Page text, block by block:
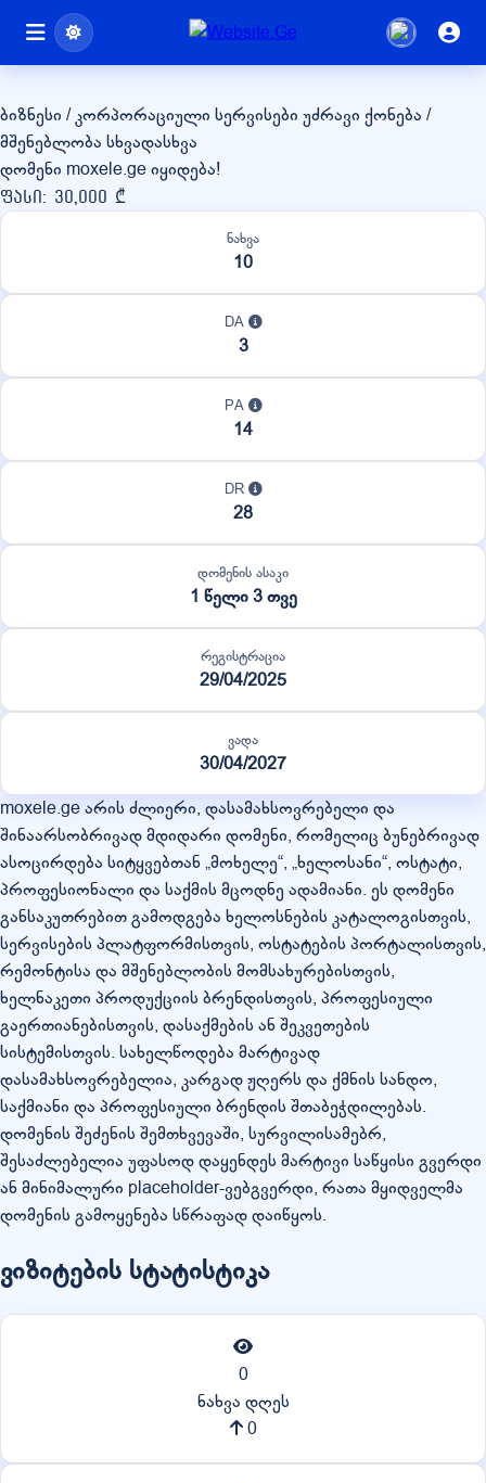
moxele.ge
ბიზნესი / კორპორაციული სერვისები უძრავი ქონება /
მშენებლობა სხვადასხვა
დომენი moxele.ge იყიდება!
ფასი: 30,000 ₾
ნახვა
10
DA
3
PA
14
DR
28
დომენის ასაკი
1 წელი 3 თვე
რეგისტრაცია
29/04/2025
ვადა
30/04/2027
moxele.ge არის ძლიერი, დასამახსოვრებელი და
შინაარსობრივად მდიდარი დომენი, რომელიც ბუნებრივად
ასოცირდება სიტყვებთან „მოხელე“, „ხელოსანი“, ოსტატი,
პროფესიონალი და საქმის მცოდნე ადამიანი. ეს დომენი
განსაკუთრებით გამოდგება ხელოსნების კატალოგისთვის,
სერვისების პლატფორმისთვის, ოსტატების პორტალისთვის,
რემონტისა და მშენებლობის მომსახურებისთვის,
ხელნაკეთი პროდუქციის ბრენდისთვის, პროფესიული
გაერთიანებისთვის, დასაქმების ან შეკვეთების
სისტემისთვის. სახელწოდება მარტივად
დასამახსოვრებელია, კარგად ჟღერს და ქმნის სანდო,
საქმიანი და პროფესიული ბრენდის შთაბეჭდილებას.
დომენის შეძენის შემთხვევაში, სურვილისამებრ,
შესაძლებელია უფასოდ დაყენდეს მარტივი საწყისი გვერდი
ან მინიმალური placeholder-ვებგვერდი, რათა მყიდველმა
დომენის გამოყენება სწრაფად დაიწყოს.
ვიზიტების სტატისტიკა
0
ნახვა დღეს
0